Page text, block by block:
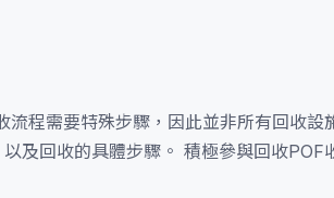
程需要特殊步驟，因此並非所有回收設
及回收的具體步驟。 積極參與回收POF